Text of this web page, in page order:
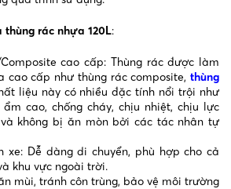
rác nhựa 120L:
cao cấp: Thùng rác được làm
cao cấp như thùng rác composite, thùng
liệu này có nhiều đặc tính nổi trội như
ẩm cao, chống cháy, chịu nhiệt, chịu lực
không bị ăn mòn bởi các tác nhân tự
xe: Dễ dàng di chuyển, phù hợp cho cả
khu vực ngoài trời.
mùi, tránh côn trùng, bảo vệ môi trường